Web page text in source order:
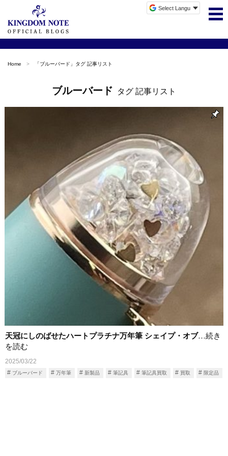
Home 「ブルーバード 」タグ 記事リスト
ブルーバード タグ 記事リスト
天冠にしのばせたハートプラチナ万年筆 シェイプ・オブ…続き
を読む
2025/03/22
ブルーバード 万年筆 新製品 筆記具 筆記具買取 買取 限定品